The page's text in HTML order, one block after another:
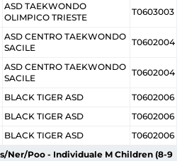
ASD TAEKWONDO
OLIMPICO TRIESTE
T0603003
ASD CENTRO TAEKWONDO
SACILE
T0602004
ASD CENTRO TAEKWONDO
SACILE
T0602004
BLACK TIGER ASD
T0602006
BLACK TIGER ASD
T0602006
BLACK TIGER ASD
T0602006
Ner/Poo - Individuale M Children (8-9